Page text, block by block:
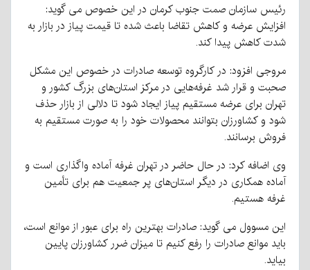
رئیس سازمان صمت جنوب کرمان در این خصوص می گوید:
افزایش عرضه و کاهش تقاضا باعث شده تا قیمت پیاز در بازار به
شدت کاهش پیدا کند.
مروجی افزود: در کارگروه توسعه صادرات در خصوص این مشکل
صحبت و قرار شد غرفه‌هایی در مرکز استان‌های بزرگ کشور و
تهران برای عرضه مستقیم پیاز ایجاد شود تا دلالی از بازار حذف
شود و کشاورزان بتوانند محصولات خود را به صورت مستقیم به
فروش برسانند.
وی اضافه کرد: در حال حاضر در تهران غرفه آماده واگذاری است و
آماده همکاری در دیگر استان‌های پر جمعیت هم برای تأمین
غرفه هستیم.
این مسوول می گوید: صادرات بهترین راه برای عبور از موانع است،
باید موانع صادرات را رفع کنیم تا میزان ضرر کشاورزان پایین
بیاید.